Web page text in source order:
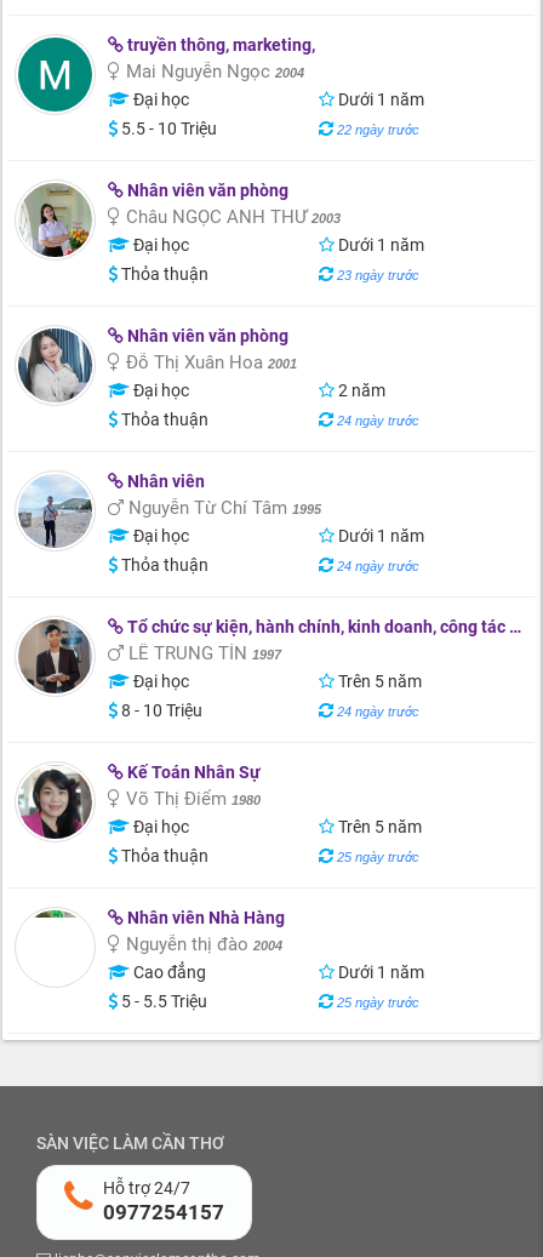
truyền thông, marketing,
Mai Nguyễn Ngọc 2004
Đại học
Dưới 1 năm
5.5 - 10 Triệu
22 ngày trước
Nhân viên văn phòng
Châu NGỌC ANH THƯ2003
Đại học
Dưới 1 năm
Thỏa thuận
23 ngày trước
Nhân viên văn phòng
Đỗ Thị Xuân Hoa 2001
Đại học
2 năm
Thỏa thuận
24 ngày trước
Nhân viên
Nguyễn Từ Chí Tâm 1995
Đại học
Dưới 1 năm
Thỏa thuận
24 ngày trước
Tổ chức sự kiện, hành chính, kinh doanh, công tác học sinh
LÊ TRUNG TÍN 1997
Đại học
Trên 5 năm
8 - 10 Triệu
24 ngày trước
Kế Toán Nhân Sự
Võ Thị Điểm 1980
Đại học
Trên 5 năm
Thỏa thuận
25 ngày trước
Nhân viên Nhà Hàng
Nguyễn thị đào 2004
Cao đẳng
Dưới 1 năm
5 - 5.5 Triệu
25 ngày trước
SÀN VIỆC LÀM CẦN THƠ
Hỗ trợ 24/7
0977254157